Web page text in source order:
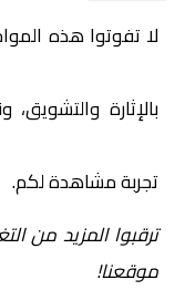
لا تفوتوا هذه
بالإثارة
تجربة مشاهدة لكم.
ترقبوا المزيد من
موقعنا!